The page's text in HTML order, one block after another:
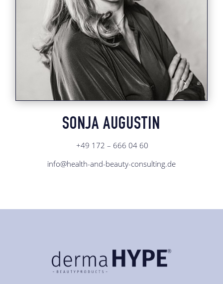
SONJA AUGUSTIN
+49 172 – 666 04 60
info@health-and-beauty-consulting.de